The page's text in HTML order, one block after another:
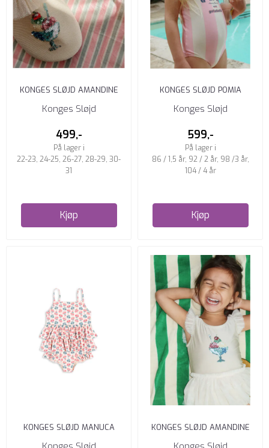
KONGES SLØJD AMANDINE
BADE-/UV-SKO MED VOLANG
Konges Sløjd
499,-
På lager i
22-23, 24-25, 26-27, 28-29, 30-
31
Kjøp
KONGES SLØJD POMIA
BADEDRAKT CANDY ROSE
Konges Sløjd
599,-
På lager i
86 / 1,5 år, 92 / 2 år, 98 /3 år,
104 / 4 år
Kjøp
KONGES SLØJD MANUCA
BADEDRAKT MED VOLANG
KONGES SLØJD AMANDINE
BADEDRAKT ROSEWATER